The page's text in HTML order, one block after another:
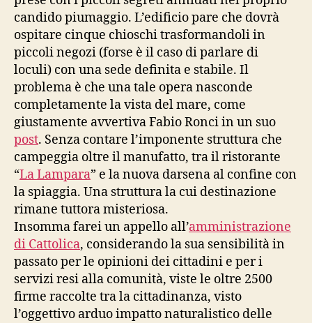
candido piumaggio. L’edificio pare che dovrà
ospitare cinque chioschi trasformandoli in
piccoli negozi (forse è il caso di parlare di
loculi) con una sede definita e stabile. Il
problema è che una tale opera nasconde
completamente la vista del mare, come
giustamente avvertiva Fabio Ronci in un suo
post. Senza contare l’imponente struttura che
campeggia oltre il manufatto, tra il ristorante
“La Lampara” e la nuova darsena al confine con
la spiaggia. Una struttura la cui destinazione
rimane tuttora misteriosa.
Insomma farei un appello all’amministrazione
di Cattolica, considerando la sua sensibilità in
passato per le opinioni dei cittadini e per i
servizi resi alla comunità, viste le oltre 2500
firme raccolte tra la cittadinanza, visto
l’oggettivo arduo impatto naturalistico delle